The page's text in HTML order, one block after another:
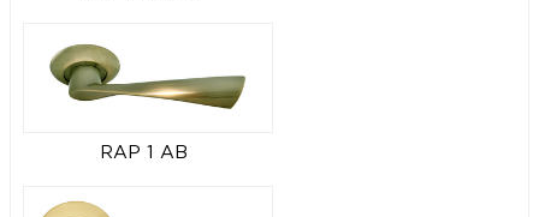
RAP 1 AB